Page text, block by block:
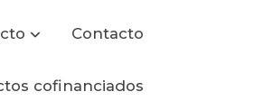
Contacto
cofinanciados